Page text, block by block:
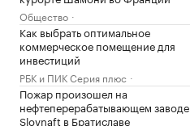
Общество
Как выбрать оптимальное
коммерческое помещение для
инвестиций
РБК и ПИК Серия плюс
Пожар произошел на
нефтеперерабатывающем заводе
Slovnaft в Братиславе